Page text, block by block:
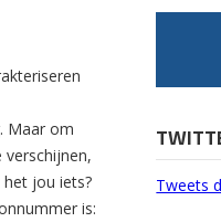
Maar om
jou iets?
is:
Tweets